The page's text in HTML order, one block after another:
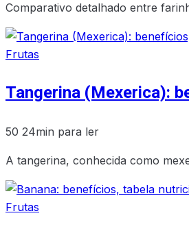
Comparativo detalhado entre
Frutas
Tangerina (Mexerica):
50 24min para ler
A tangerina, conhecida como
Frutas